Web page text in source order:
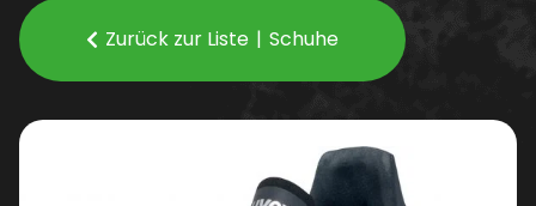
Zurück zur Liste Schuhe